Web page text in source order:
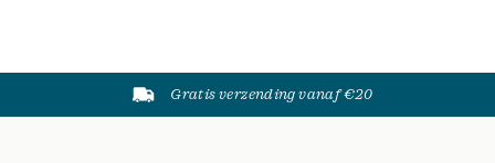
Gratis verzending vanaf €20